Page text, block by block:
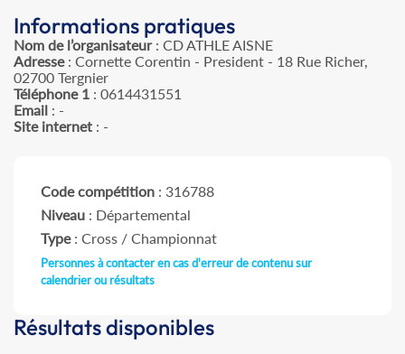
Informations pratiques
Nom de l’organisateur: CD ATHLE AISNE
Adresse: Cornette Corentin - President - 18 Rue Richer,
02700 Tergnier
Téléphone 1 : 0614431551
Email : -
Site internet : -
Code compétition : 316788
Niveau : Départemental
Type: Cross / Championnat
Personnes à contacter en cas d'erreur de contenu sur
calendrier ou résultats
Résultats disponibles